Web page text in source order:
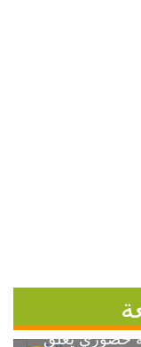
خضوري يعلق